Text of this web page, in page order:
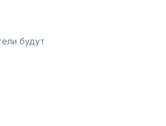
будут